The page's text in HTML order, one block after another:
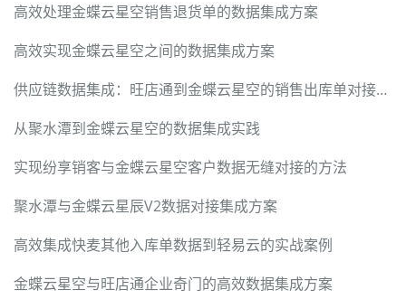
高效处理金蝶云星空销售退货单的数据集成方案
高效实现金蝶云星空之间的数据集成方案
供应链数据集成：旺店通到金蝶云星空的销售出库单对接解析
从聚水潭到金蝶云星空的数据集成实践
实现纷享销客与金蝶云星空客户数据无缝对接的方法
聚水潭与金蝶云星辰V2数据对接集成方案
高效集成快麦其他入库单数据到轻易云的实战案例
金蝶云星空与旺店通企业奇门的高效数据集成方案